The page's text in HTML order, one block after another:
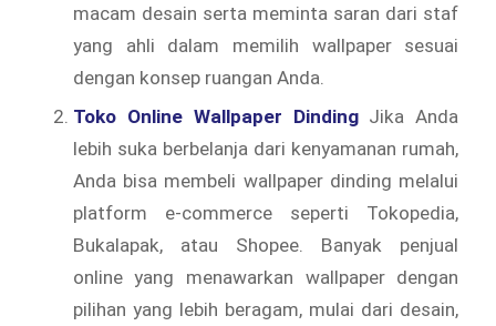
macam desain serta meminta saran dari staf
yang ahli dalam memilih wallpaper sesuai
dengan konsep ruangan Anda.
Toko Online Wallpaper DindingJika Anda
lebih suka berbelanja dari kenyamanan rumah,
Anda bisa membeli wallpaper dinding melalui
platform e-commerce seperti Tokopedia,
Bukalapak, atau Shopee. Banyak penjual
online yang menawarkan wallpaper dengan
pilihan yang lebih beragam, mulai dari desain,